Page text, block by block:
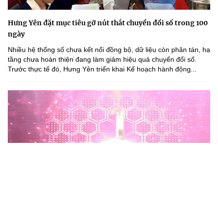
Hưng Yên đặt mục tiêu gỡ nút thắt chuyển đổi số trong 100
ngày
Nhiều hệ thống số chưa kết nối đồng bộ, dữ liệu còn phân tán, hạ
tầng chưa hoàn thiện đang làm giảm hiệu quả chuyển đổi số.
Trước thực tế đó, Hưng Yên triển khai Kế hoạch hành động...